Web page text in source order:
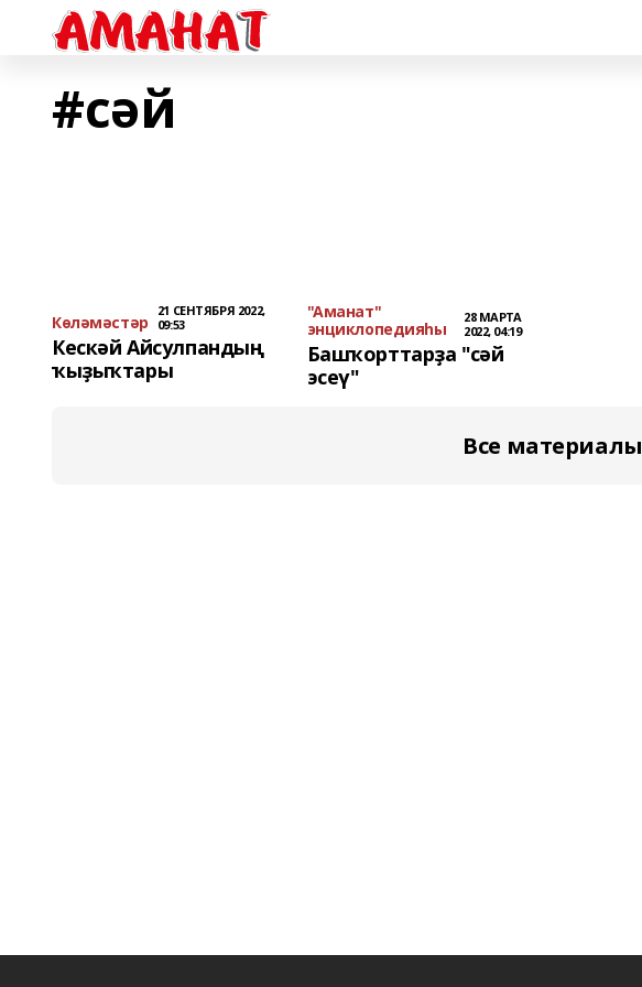
#сәй
Көләмәстәр
21 СЕНТЯБРЯ 2022,
09:53
Кескәй Айсулпандың
ҡыҙыҡтары
"Аманат"
энциклопедияһы
28 МАРТА
2022, 04:19
Башҡорттарҙа "сәй
эсеү"
Все материалы